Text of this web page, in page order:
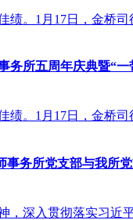
绩。1月17日，金桥
务所五周年庆典暨“
绩。1月17日，金桥
事务所党支部与我所
，深入贯彻落实习近